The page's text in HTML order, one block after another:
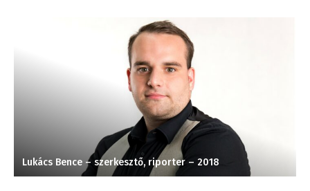
Lukács Bence – szerkesztő, riporter – 2018